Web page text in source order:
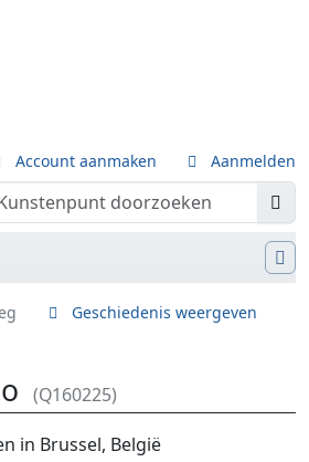
Account aanmaken Aanmelden
Geschiedenis weergeven
(Q160225)
in Brussel, België